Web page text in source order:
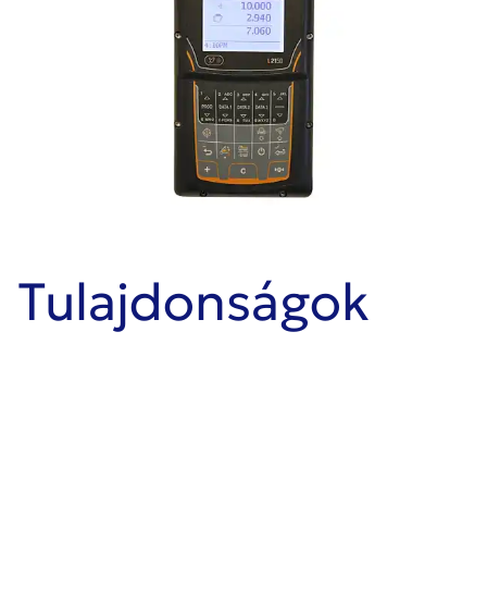
Tulajdonságok